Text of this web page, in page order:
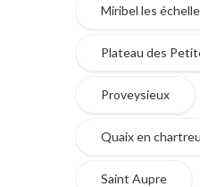
Miribel les
Plateau des
Proveysieux
Quaix en
Saint Aupre